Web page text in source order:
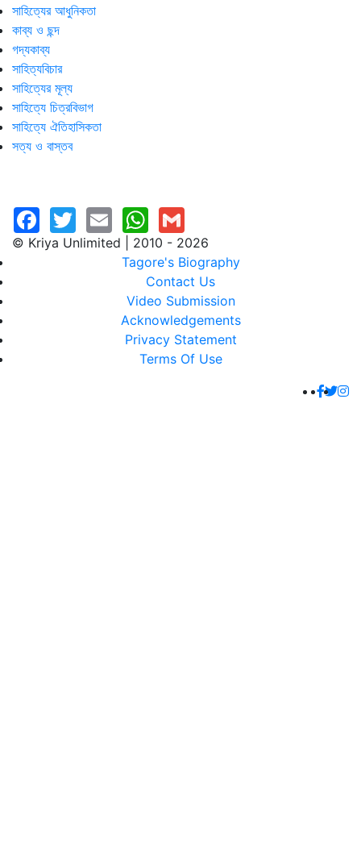
সাহিত্যের আধুনিকতা
কাব্য ও ছন্দ
গদ্যকাব্য
সাহিত্যবিচার
সাহিত্যের মূল্য
সাহিত্যে চিত্রবিভাগ
সাহিত্যে ঐতিহাসিকতা
সত্য ও বাস্তব
© Kriya Unlimited | 2010 - 2026
Tagore's Biography
Contact Us
Video Submission
Acknowledgements
Privacy Statement
Terms Of Use